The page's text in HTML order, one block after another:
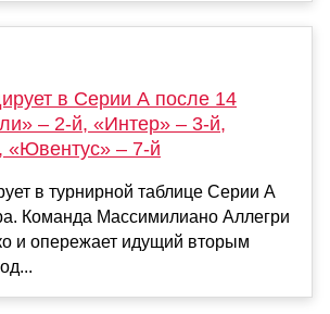
в Серии А после 14
– 2-й, «Интер» – 3-й,
«Ювентус» – 7-й
в турнирной таблице Серии А
Команда Массимилиано Аллегри
и опережает идущий вторым